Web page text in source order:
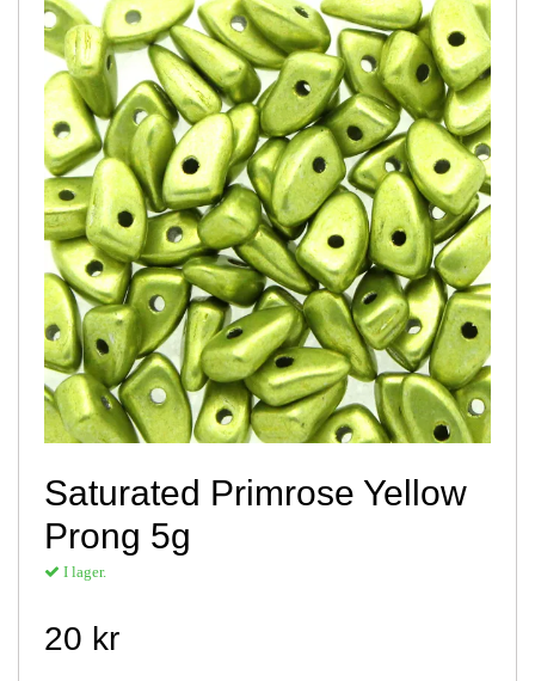
Saturated Primrose Yellow
Prong 5g
I lager.
20 kr